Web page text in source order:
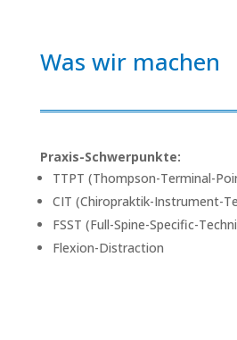
Was wir machen
Praxis-Schwerpunkte:
TTPT (Thompson-Terminal-
CIT (Chiropraktik-Instrument-
FSST (Full-Spine-Specific-
Flexion-Distraction